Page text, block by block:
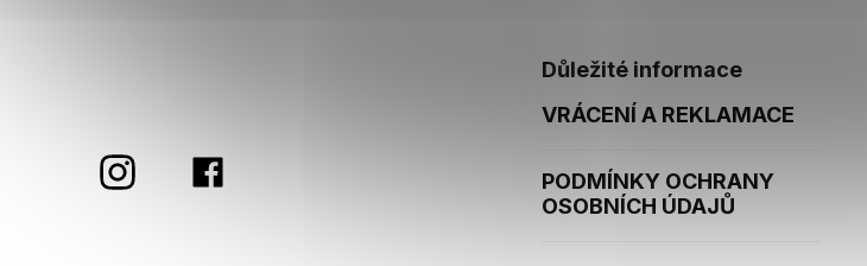
Důležité informace
VRÁCENÍ A REKLAMACE
PODMÍNKY OCHRANY
OSOBNÍCH ÚDAJŮ